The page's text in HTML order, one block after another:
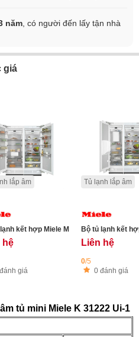
năm , có người đến lấy tận nhà
giá
Miele KFN 7744C 125 Gala
lắp âm
hệ
giá
Tủ lạnh lắp âm
Liên hệ
0/5
0 đánh giá
tủ mini Miele K 31222 Ui-1